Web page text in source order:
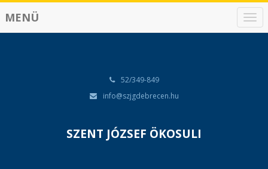
N
a
MENÜ
52/349-849
info@szjgdebrecen.hu
SZENT JÓZSEF ÖKOSULI